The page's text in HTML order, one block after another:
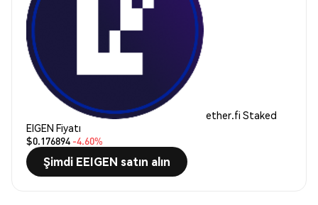
ether.fi Staked
EIGEN Fiyatı
$0.176894 -4.60%
Şimdi EEIGEN satın alın